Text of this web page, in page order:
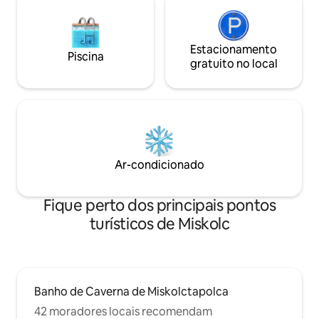
Piscina
Estacionamento
gratuito no local
Ar-condicionado
Fique perto dos principais pontos
turísticos de Miskolc
Banho de Caverna de Miskolctapolca
42 moradores locais recomendam